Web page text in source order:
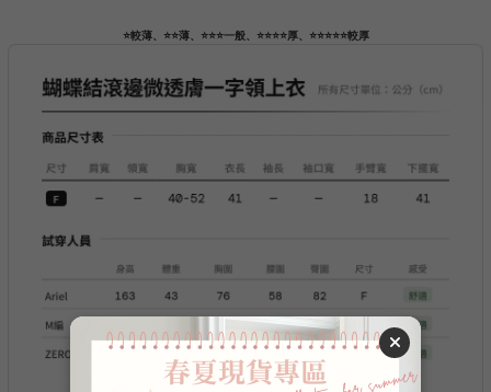
⭐️較薄、⭐️⭐️薄、⭐️⭐️⭐️一般、⭐️⭐️⭐️⭐️厚、⭐️⭐️⭐️⭐️⭐️較厚